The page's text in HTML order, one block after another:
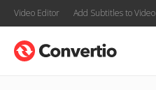
Video Editor Add Subtitles to Video